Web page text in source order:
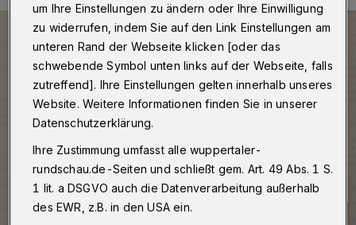
um Ihre Einstellungen zu ändern oder Ihre Einwilligung
zu widerrufen, indem Sie auf den Link Einstellungen am
unteren Rand der Webseite klicken [oder das
schwebende Symbol unten links auf der Webseite, falls
zutreffend]. Ihre Einstellungen gelten innerhalb unseres
Website. Weitere Informationen finden Sie in unserer
Datenschutzerklärung.
Ihre Zustimmung umfasst alle wuppertaler-
rundschau.de-Seiten und schließt gem. Art. 49 Abs. 1 S.
1 lit. a DSGVO auch die Datenverarbeitung außerhalb
des EWR, z.B. in den USA ein.